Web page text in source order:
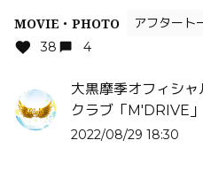
MOVIE・PHOTO
アフタート
38
4
大黒摩季オフィシャ
クラブ「M'DRIVE」
2022/08/29 18:30